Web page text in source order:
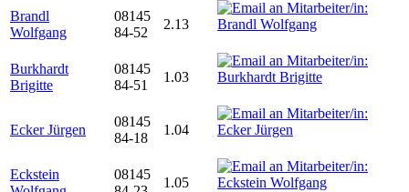
Brandl
Wolfgang
08145
84-52
2.13
Burkhardt
Brigitte
08145
84-51
1.03
Ecker Jürgen
08145
84-18
1.04
Eckstein
08145
1.05